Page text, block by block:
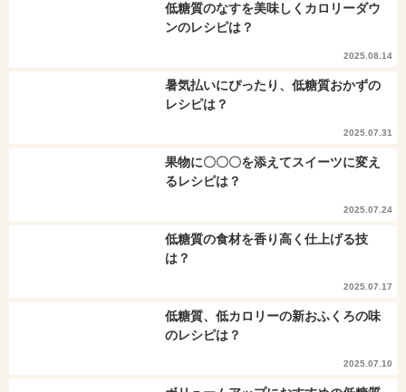
低糖質のなすを美味しくカロリーダウ
ンのレシピは？
2025.08.14
暑気払いにぴったり、低糖質おかずの
レシピは？
2025.07.31
果物に〇〇〇を添えてスイーツに変え
るレシピは？
2025.07.24
低糖質の食材を香り高く仕上げる技
は？
2025.07.17
低糖質、低カロリーの新おふくろの味
のレシピは？
2025.07.10